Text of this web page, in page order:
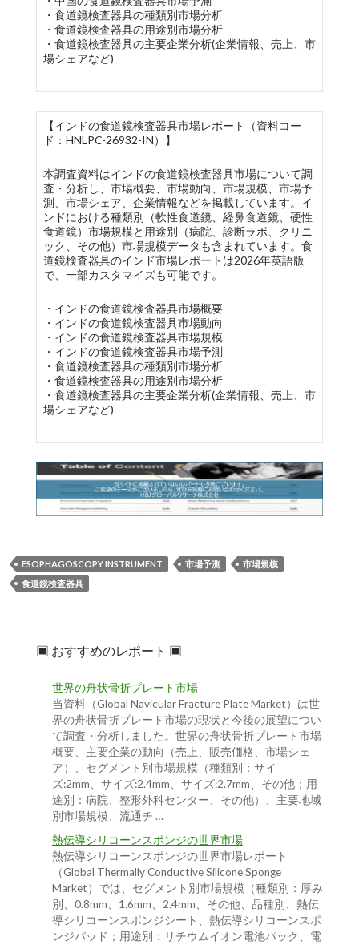
・食道鏡検査器具の種類別市場分析
・食道鏡検査器具の用途別市場分析
・食道鏡検査器具の主要企業分析(企業情報、売上、市
場シェアなど)
【インドの食道鏡検査器具市場レポート（資料コー
ド：HNLPC-26932-IN）】
本調査資料はインドの食道鏡検査器具市場について調
査・分析し、市場概要、市場動向、市場規模、市場予
測、市場シェア、企業情報などを掲載しています。イ
ンドにおける種類別（軟性食道鏡、経鼻食道鏡、硬性
食道鏡）市場規模と用途別（病院、診断ラボ、クリニ
ック、その他）市場規模データも含まれています。食
道鏡検査器具のインド市場レポートは2026年英語版
で、一部カスタマイズも可能です。
・インドの食道鏡検査器具市場概要
・インドの食道鏡検査器具市場動向
・インドの食道鏡検査器具市場規模
・インドの食道鏡検査器具市場予測
・食道鏡検査器具の種類別市場分析
・食道鏡検査器具の用途別市場分析
・食道鏡検査器具の主要企業分析(企業情報、売上、市
場シェアなど)
ESOPHAGOSCOPY INSTRUMENT 市場予測
市場規模
食道鏡検査器具
▣ おすすめのレポート ▣
世界の舟状骨折プレート市場
当資料（Global Navicular Fracture Plate Market）は世
界の舟状骨折プレート市場の現状と今後の展望につい
て調査・分析しました。世界の舟状骨折プレート市場
概要、主要企業の動向（売上、販売価格、市場シェ
ア）、セグメント別市場規模（種類別：サイ
ズ:2mm、サイズ:2.4mm、サイズ:2.7mm、その他；用
途別：病院、整形外科センター、その他）、主要地域
別市場規模、流通チ …
熱伝導シリコーンスポンジの世界市場
熱伝導シリコーンスポンジの世界市場レポート
（Global Thermally Conductive Silicone Sponge
Market）では、セグメント別市場規模（種類別：厚み
別、0.8mm、1.6mm、2.4mm、その他、品種別、熱伝
導シリコーンスポンジシート、熱伝導シリコーンスポ
ンジパッド；用途別：リチウムイオン電池パック、電